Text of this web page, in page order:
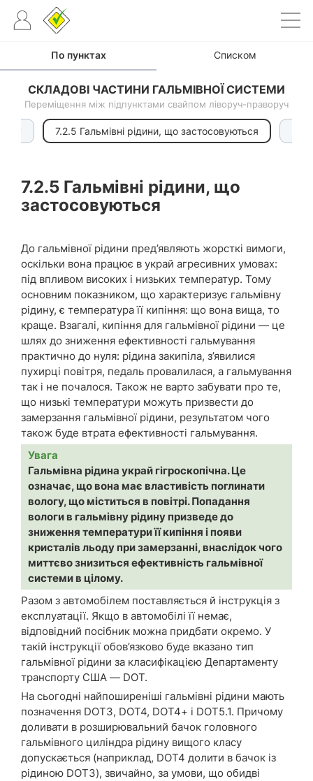
По пунктах Списком
СКЛАДОВІ ЧАСТИНИ ГАЛЬМІВНОЇ СИСТЕМИ
Переміщення між підпунктами свайпом ліворуч-праворуч
7.2.5 Гальмівні рідини, що застосовуються
7.2.5 Гальмівні рідини, що
застосовуються
До гальмівної рідини пред’являють жорсткі вимоги,
оскільки вона працює в украй агресивних умовах:
під впливом високих і низьких температур. Тому
основним показником, що характеризує гальмівну
рідину, є температура її кипіння: що вона вища, то
краще. Взагалі, кипіння для гальмівної рідини — це
шлях до зниження ефективності гальмування
практично до нуля: рідина закипіла, з’явилися
пухирці повітря, педаль провалилася, а гальмування
так і не почалося. Також не варто забувати про те,
що низькі температури можуть призвести до
замерзання гальмівної рідини, результатом чого
також буде втрата ефективності гальмування.
Увага
Гальмівна рідина украй гігроскопічна. Це
означає, що вона має властивість поглинати
вологу, що міститься в повітрі. Попадання
вологи в гальмівну рідину призведе до
зниження температури її кипіння і появи
кристалів льоду при замерзанні, внаслідок чого
миттєво знизиться ефективність гальмівної
системи в цілому.
Разом з автомобілем поставляється й інструкція з
експлуатації. Якщо в автомобілі її немає,
відповідний посібник можна придбати окремо. У
такій інструкції обов’язково буде вказано тип
гальмівної рідини за класифікацією Департаменту
транспорту США — DOT.
На сьогодні найпоширеніші гальмівні рідини мають
позначення DOT3, DOT4, DOT4+ і DOT5.1. Причому
доливати в розширювальний бачок головного
гальмівного циліндра рідину вищого класу
допускається (наприклад, DOT4 долити в бачок із
рідиною DOT3), звичайно, за умови, що обидві